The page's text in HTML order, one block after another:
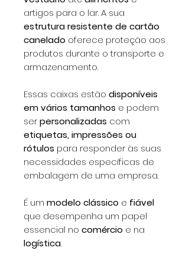
artigos para o lar. A sua
estrutura resistente de cartão
canelado oferece proteção aos
produtos durante o transporte e
armazenamento.
Essas caixas estão disponíveis
em vários tamanhos e podem
serpersonalizadas com
etiquetas, impressões ou
rótulos para responder às suas
necessidades específicas de
embalagem de uma empresa.
É um modelo clássico e fiável
que desempenha um papel
essencial no comércio e na
logística.